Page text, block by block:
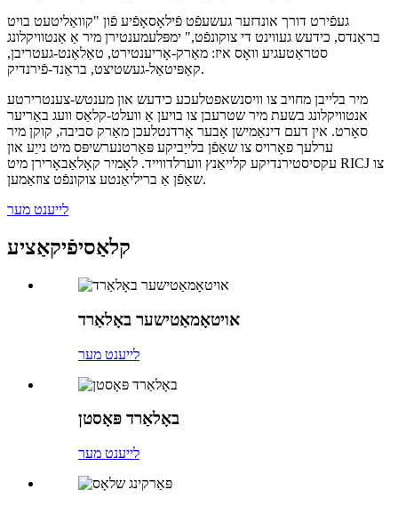
געפֿירט דורך אונדזער געשעפֿט פֿילאָסאָפֿיע פֿון "קוואַליטעט בויט
בראַנדס, כידעש געווינט די צוקונפֿט," ימפּלעמענטירן מיר אַ אַנטוויקלונג
סטראַטעגיע וואָס איז: מאַרק-אָריענטירט, טאַלאַנט-געטריבן,
קאַפּיטאַל-געשטיצט, בראַנד-פֿירנדיק.
מיר בלייבן מחויב צו וויסנשאפטלעכע כידעש און מענטש-צענטרירטע
אנטוויקלונג בשעת מיר שטרעבן צו בויען אַ וועלט-קלאַס וועג באַריער
סאָרט. אין דעם דינאַמישן אָבער אָרדנטלעכן מאַרק סביבה, קוקן מיר
ערלעך פאָרויס צו שאַפֿן בלייַביקע פּאַרטנערשיפּס מיט נייַע און
עקסיסטירנדיקע קלייאַנץ ווערלדווייד. לאָמיר קאָלאַבאָרירן מיט RICJ צו
שאַפֿן אַ בריליאַנטע צוקונפֿט צוזאַמען.
לייענט מער
קלאַסיפֿיקאַציע
אויטאָמאַטישער באָלאַרד
לייענט מער
באָלאַרד פּאָסטן
לייענט מער